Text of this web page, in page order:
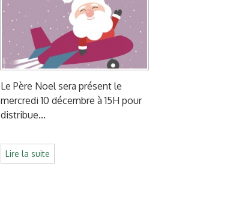
Le Père Noel sera présent le
mercredi 10 décembre à 15H pour
distribue...
Lire la suite